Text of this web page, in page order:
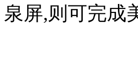
泉屏,则可完成